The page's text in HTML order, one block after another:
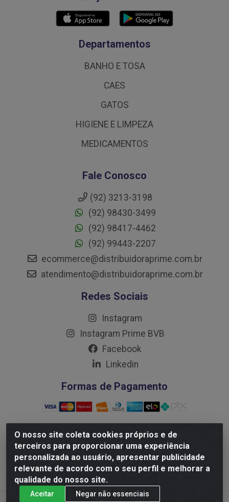
O nosso site coleta cookies próprios e de
terceiros para proporcionar uma experiência
personalizada ao usuário, apresentar publicidade
relevante de acordo com o seu perfil e melhorar a
qualidade do nosso site.
Aceitar Negar não essenciais
Departamentos
BANHO E TOSA
CAES
GATOS
HIGIENE E LIMPEZA
MEDICAMENTOS
Fale Conosco
(92) 3213-3198
(92) 98430-3499
(92) 98417-4462
(92) 99443-2207
ecommerce@distribuidoraprime.com.br
atendimento@distribuidoraprime.com.br
Redes Sociais
Instagram
Instagram Prime BVB
Facebook
Linkedin
Formas de Pagamento
Distribuidora Prime LTDA - Av. Professor Nilton Lins, 781
- Flores, Manaus/AM - CEP 69.058-030 - CNPJ:
10.717.750/0001-32